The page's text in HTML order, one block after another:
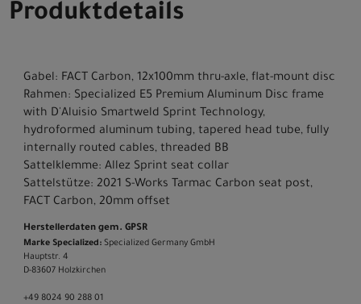
Produktdetails
Gabel: FACT Carbon, 12x100mm thru-axle, flat-mount disc
Rahmen: Specialized E5 Premium Aluminum Disc frame
with D'Aluisio Smartweld Sprint Technology,
hydroformed aluminum tubing, tapered head tube, fully
internally routed cables, threaded BB
Sattelklemme: Allez Sprint seat collar
Sattelstütze: 2021 S-Works Tarmac Carbon seat post,
FACT Carbon, 20mm offset
Herstellerdaten gem. GPSR
Marke Specialized: Specialized Germany GmbH
Hauptstr. 4
D-83607 Holzkirchen
+49 8024 90 288 01